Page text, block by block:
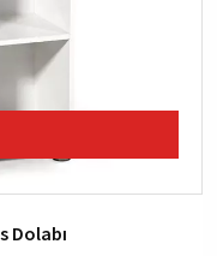
Dolabı